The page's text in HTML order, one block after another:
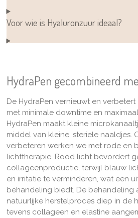
Voor wie is Hyaluronzuur ideaal?
HydraPen gecombineerd
De HydraPen vernieuwt en
met minimale downtime en
HydraPen maakt kleine
middel van kleine, steriele naaldjes.
verbeteren werken we met rode en
lichttherapie. Rood licht bevordert
collageenproductie, terwijl blauw
en irritatie te verminderen, wat een
behandeling biedt. De behandeling
natuurlijke herstelproces diep in de
tevens collageen en elastine